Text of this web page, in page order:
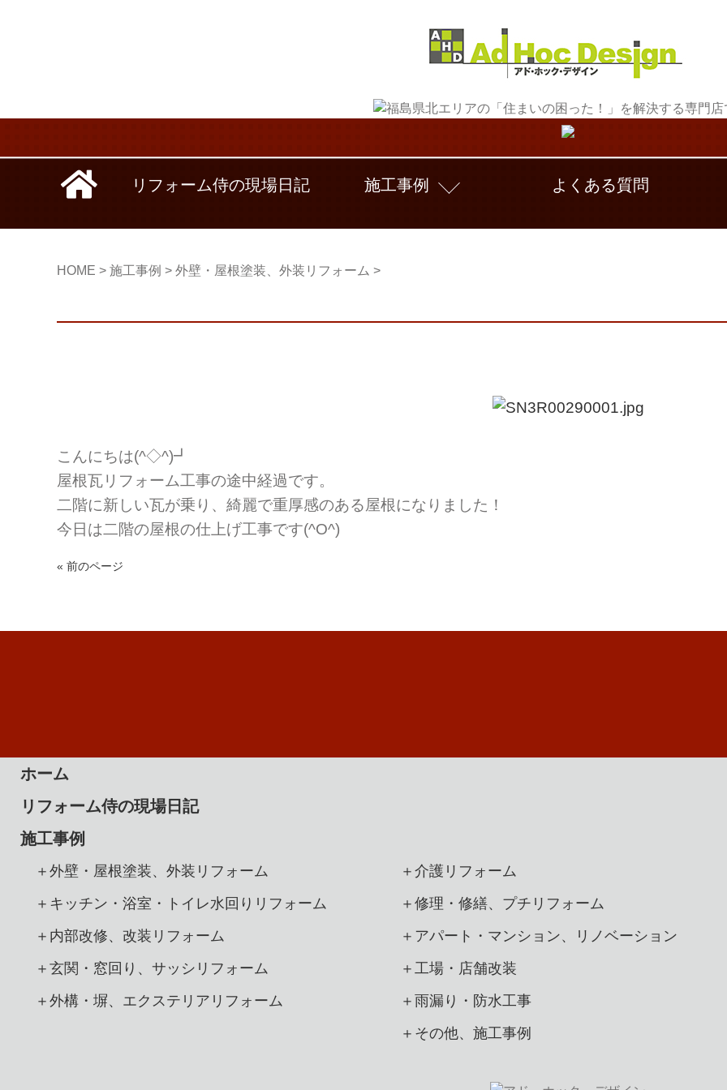
リフォーム侍の現場日記 施工事例 よくある質問
HOME > 施工事例 > 外壁・屋根塗装、外装リフォーム >
こんにちは(^◇^)┛
屋根瓦リフォーム工事の途中経過です。
二階に新しい瓦が乗り、綺麗で重厚感のある屋根になりました！
今日は二階の屋根の仕上げ工事です(^O^)
« 前のページ
ホーム
リフォーム侍の現場日記
施工事例
＋外壁・屋根塗装、外装リフォーム
＋キッチン・浴室・トイレ水回りリフォーム
＋内部改修、改装リフォーム
＋玄関・窓回り、サッシリフォーム
＋外構・塀、エクステリアリフォーム
＋介護リフォーム
＋修理・修繕、プチリフォーム
＋アパート・マンション、リノベーション
＋工場・店舗改装
＋雨漏り・防水工事
＋その他、施工事例